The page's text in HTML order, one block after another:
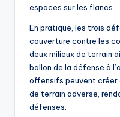
espaces sur les flancs.
En pratique, les trois
couverture contre les
deux milieux de terrain
ballon de la défense à
offensifs peuvent créer
de terrain adverse,
défenses.